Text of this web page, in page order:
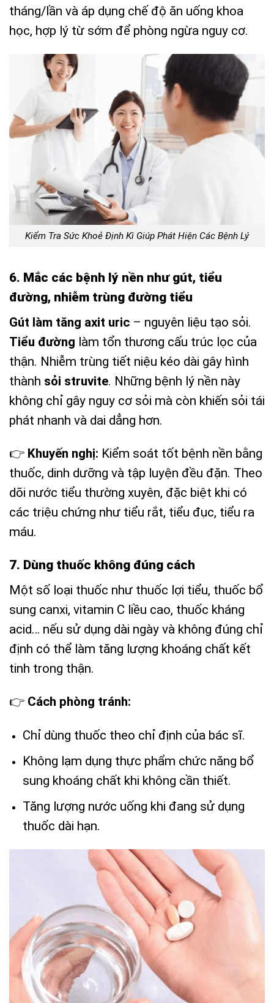
tháng/lần và áp dụng chế độ ăn uống khoa
học, hợp lý từ sớm để phòng ngừa nguy cơ.
Kiểm Tra Sức Khoẻ Định Kì Giúp Phát Hiện Các Bệnh Lý
6. Mắc các bệnh lý nền như gút, tiểu
đường, nhiễm trùng đường tiểu
Gút làm tăng axit uric – nguyên liệu tạo sỏi.
Tiểu đường làm tổn thương cấu trúc lọc của
thận. Nhiễm trùng tiết niệu kéo dài gây hình
thành sỏi struvite. Những bệnh lý nền này
không chỉ gây nguy cơ sỏi mà còn khiến sỏi tái
phát nhanh và dai dẳng hơn.
👉 Khuyến nghị: Kiểm soát tốt bệnh nền bằng
thuốc, dinh dưỡng và tập luyện đều đặn. Theo
dõi nước tiểu thường xuyên, đặc biệt khi có
các triệu chứng như tiểu rắt, tiểu đục, tiểu ra
máu.
7. Dùng thuốc không đúng cách
Một số loại thuốc như thuốc lợi tiểu, thuốc bổ
sung canxi, vitamin C liều cao, thuốc kháng
acid… nếu sử dụng dài ngày và không đúng chỉ
định có thể làm tăng lượng khoáng chất kết
tinh trong thận.
👉 Cách phòng tránh:
Chỉ dùng thuốc theo chỉ định của bác sĩ.
Không lạm dụng thực phẩm chức năng bổ
sung khoáng chất khi không cần thiết.
Tăng lượng nước uống khi đang sử dụng
thuốc dài hạn.